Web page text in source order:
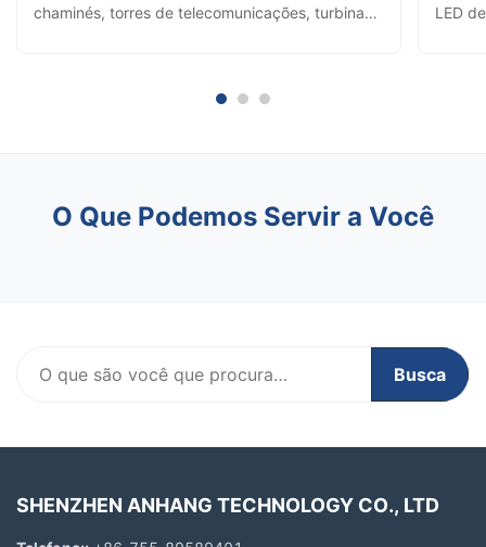
chaminés, torres de telecomunicações, turbinas
P2: Como é que se activa ...
LED
O Que Podemos Servir a Você
Busca
SHENZHEN ANHANG TECHNOLOGY CO., LTD